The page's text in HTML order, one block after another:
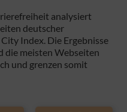
analysiert
deutscher
Index. Die Ergebnisse
die meisten Webseiten
und grenzen somit